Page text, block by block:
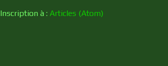
Inscription à : Articles (Atom)